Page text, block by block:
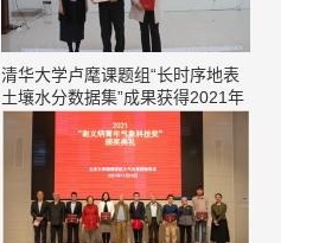
清华大学卢麾课题组“长时序地表
土壤水分数据集”成果获得2021年
度十大最具价值共享开放遥感数据
集奖项